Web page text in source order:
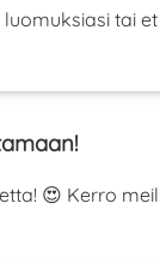
tai
😍 Kerro